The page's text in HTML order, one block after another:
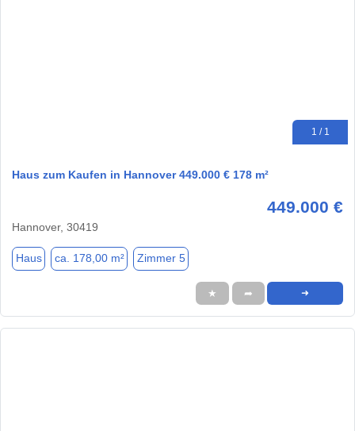
1 / 1
Haus zum Kaufen in Hannover 449.000 € 178 m²
449.000 €
Hannover, 30419
Haus ca. 178,00 m² Zimmer 5
★ ➦ ➜